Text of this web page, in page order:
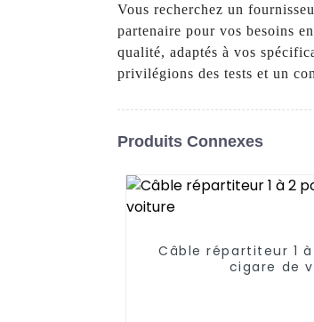
Vous recherchez un
partenaire pour vos besoins
qualité, adaptés à vos
privilégions des tests et un
Produits Connexes
Câble répartiteur 1
cigare de